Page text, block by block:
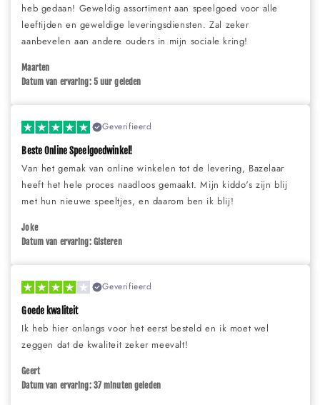
heb gedaan! Geweldig assortiment aan speelgoed voor alle
leeftijden en geweldige leveringsdiensten. Zal zeker
aanbevelen aan andere ouders in mijn sociale kring!
Maarten
Datum van ervaring: 5 uur geleden
Geverifieerd
Beste Online Speelgoedwinkel!
Van het gemak van online winkelen tot de levering, Bazelaar
heeft het hele proces naadloos gemaakt. Mijn kiddo's zijn blij
met hun nieuwe speeltjes, en daarom ben ik blij!
Joke
Datum van ervaring: Gisteren
Geverifieerd
Goede kwaliteit
Ik heb hier onlangs voor het eerst besteld en ik moet wel
zeggen dat de kwaliteit zeker meevalt!
Geert
Datum van ervaring: 37 minuten geleden